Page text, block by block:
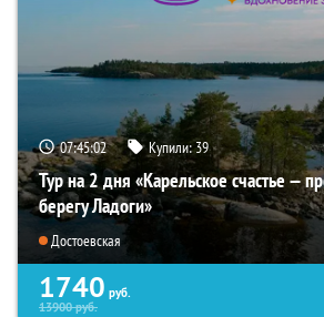
07:45:01 Купили:39
Тур на 2 дня «Карельское счастье —
берегу Ладоги»
Достоевская
1740 руб.
13900руб.